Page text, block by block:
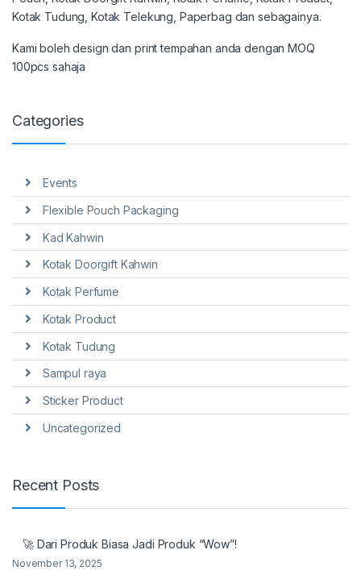
Kotak Tudung, Kotak Telekung, Paperbag dan sebagainya.
Kami boleh design dan print tempahan anda dengan MOQ
100pcs sahaja
Categories
Events
Flexible Pouch Packaging
Kad Kahwin
Kotak Doorgift Kahwin
Kotak Perfume
Kotak Product
Kotak Tudung
Sampul raya
Sticker Product
Uncategorized
Recent Posts
🚀 Dari Produk Biasa Jadi Produk “Wow”!
November 13, 2025